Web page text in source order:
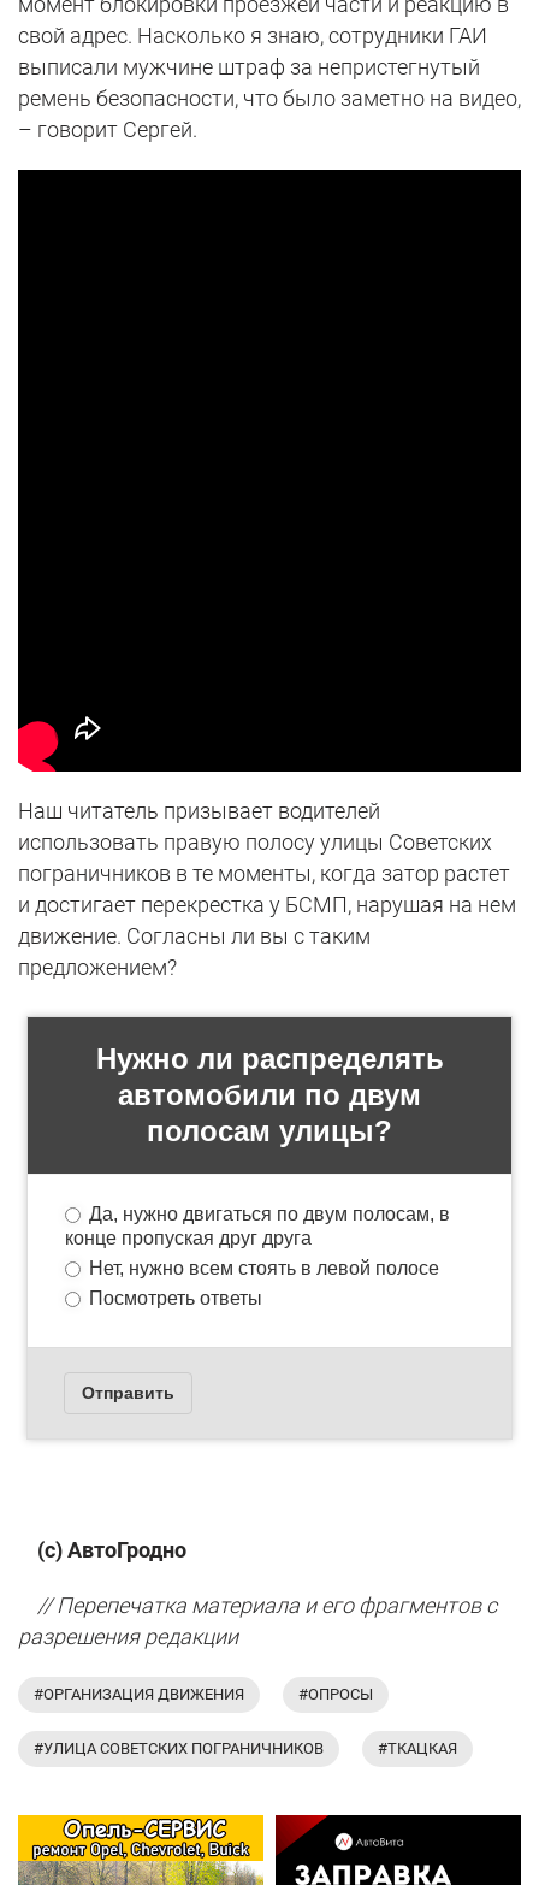
свой адрес. Насколько я знаю, сотрудники ГАИ
выписали мужчине штраф за непристегнутый
ремень безопасности, что было заметно на видео,
– говорит Сергей.
Наш читатель призывает водителей
использовать правую полосу улицы Советских
пограничников в те моменты, когда затор растет
и достигает перекрестка у БСМП, нарушая на нем
движение. Согласны ли вы с таким
предложением?
(с) АвтоГродно
// Перепечатка материала и его фрагментов с
разрешения редакции
#ОРГАНИЗАЦИЯ ДВИЖЕНИЯ #ОПРОСЫ
#УЛИЦА СОВЕТСКИХ ПОГРАНИЧНИКОВ #ТКАЦКАЯ